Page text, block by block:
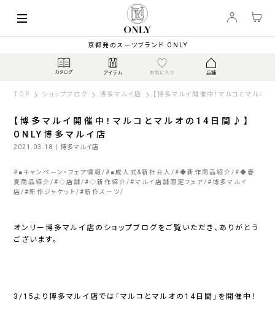
京都発のスーツブランド ONLY
TOP ショップブログ 博多マルイ店 【博多マルイ開催中！マルコとマル
【博多マルイ開催中！マルコとマルオの14日間♪】
ONLY博多マルイ店
2021.03.18 | 博多マルイ店
# ■キャンペーン・フェア情報 # ■成人式&新社会人 #◆新作商品紹介 #◆春
夏商品紹介 #◇店舗 #◇新作紹介 #マルイ店舗限定フェア # 博多マルイ
店 #新作ジャケット #新作スーツ
オンリー博多マルイ店のショップブログをご覧いただき、ありがとう
ございます。
3/15より博多マルイ店では 「マルコとマルオの14日間」 を開催中！